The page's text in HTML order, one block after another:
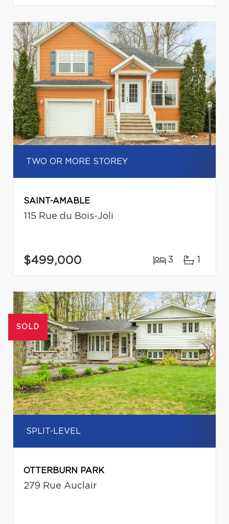
TWO OR MORE STOREY
SAINT-AMABLE
115 Rue du Bois-Joli
$499,000 3 1
SOLD
SPLIT-LEVEL
OTTERBURN PARK
279 Rue Auclair